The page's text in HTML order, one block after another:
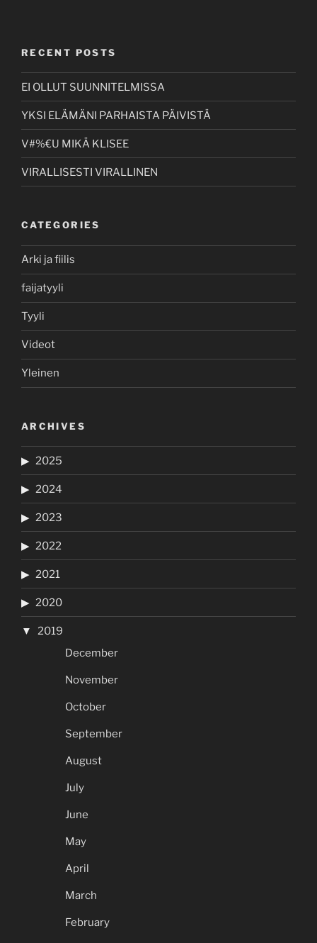
RECENT POSTS
EI OLLUT SUUNNITELMISSA
YKSI ELÄMÄNI PARHAISTA PÄIVISTÄ
V#%€U MIKÄ KLISEE
VIRALLISESTI VIRALLINEN
CATEGORIES
Arki ja fiilis
faijatyyli
Tyyli
Videot
Yleinen
ARCHIVES
2025
2024
2023
2022
2021
2020
2019
December
November
October
September
August
July
June
May
April
March
February